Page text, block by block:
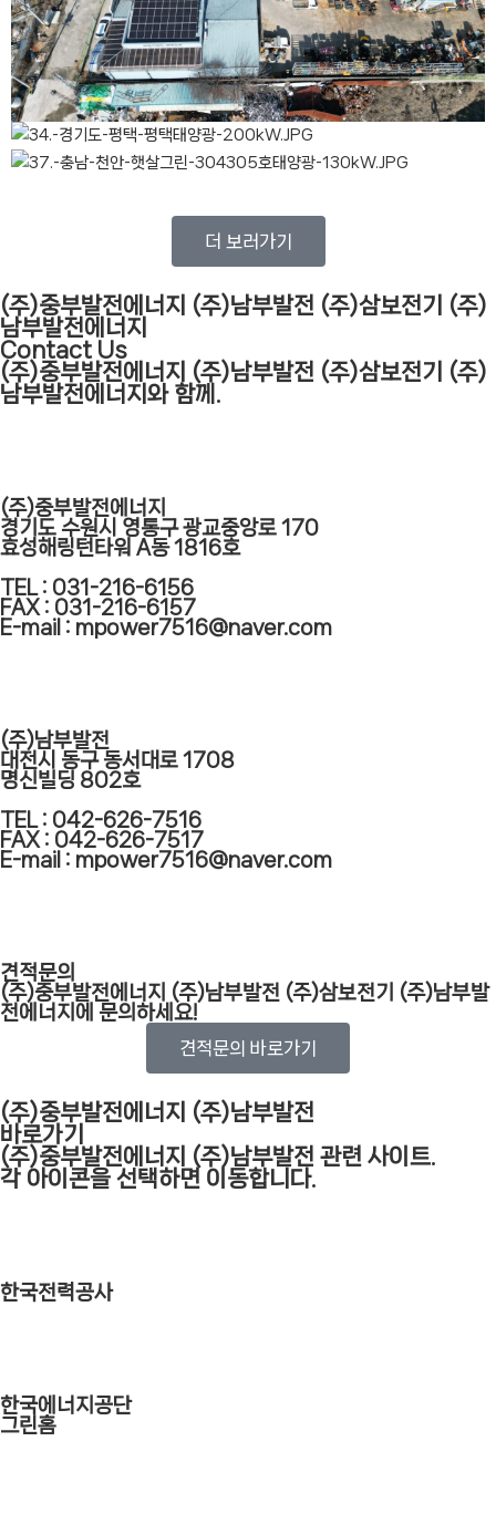
더 보러가기
(주)중부발전에너지 (주)남부발전 (주)삼보전기 (주)
남부발전에너지
Contact Us
(주)중부발전에너지 (주)남부발전 (주)삼보전기 (주)
남부발전에너지와 함께.
(주)중부발전에너지
경기도 수원시 영통구 광교중앙로 170
효성해링턴타워 A동 1816호
TEL : 031-216-6156
FAX : 031-216-6157
E-mail : mpower7516@naver.com
(주)남부발전
대전시 동구 동서대로 1708
명신빌딩 802호
TEL : 042-626-7516
FAX : 042-626-7517
E-mail : mpower7516@naver.com
견적문의
(주)중부발전에너지 (주)남부발전 (주)삼보전기 (주)남부발
전에너지에 문의하세요!
견적문의 바로가기
(주)중부발전에너지 (주)남부발전
바로가기
(주)중부발전에너지 (주)남부발전 관련 사이트.
각 아이콘을 선택하면 이동합니다.
한국전력공사
한국에너지공단
그린홈